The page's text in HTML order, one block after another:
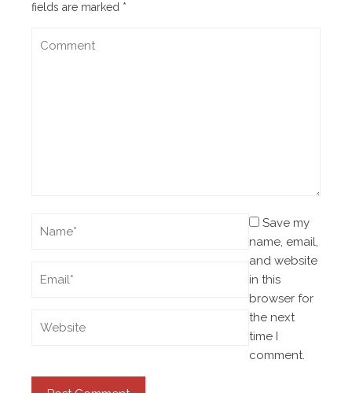
fields are marked *
Save my
name, email,
and website
in this
browser for
the next
time I
comment.